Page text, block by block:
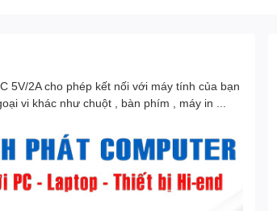
5V/2A cho phép kết nối với máy tính của bạn
vi khác như chuột , bàn phím , máy in ...